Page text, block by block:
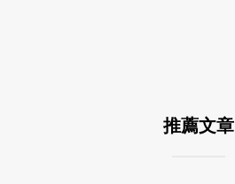
推薦文章